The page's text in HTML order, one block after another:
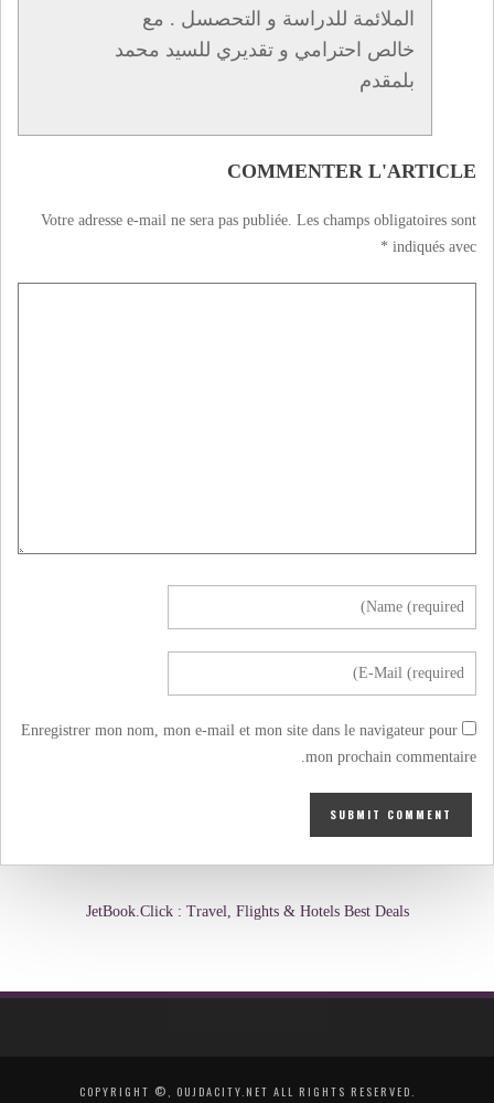
الملائمة للدراسة و التحصسل . مع
خالص احترامي و تقديري للسيد محمد
بلمقدم
COMMENTER L'ARTICLE
Votre adresse e-mail ne sera pas publiée. Les champs obligatoires sont
indiqués avec
*
Enregistrer mon nom, mon e-mail et mon site dans le navigateur pour
mon prochain commentaire.
JetBook.Click : Travel, Flights & Hotels Best Deals
COPYRIGHT ©, OUJDACITY.NET ALL RIGHTS RESERVED.